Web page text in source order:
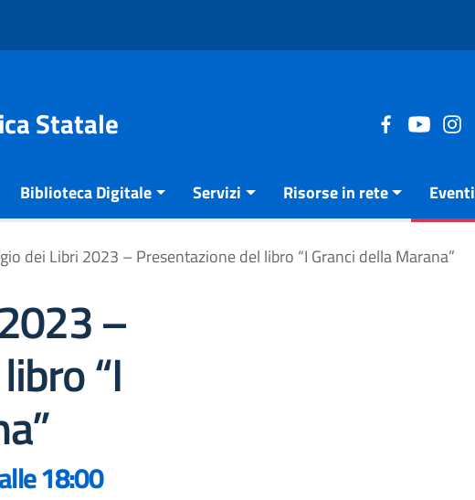
Statale
Biblioteca Digitale Servizi Risorse in rete Eventi
dei Libri 2023 – Presentazione del libro “I Granci della Marana”
–
“I
18:00